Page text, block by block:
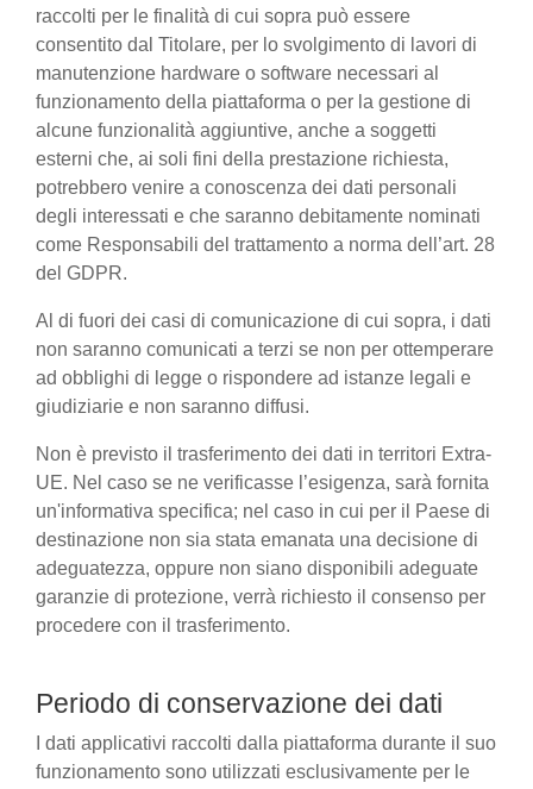
raccolti per le finalità di cui sopra può essere
consentito dal Titolare, per lo svolgimento di lavori di
manutenzione hardware o software necessari al
funzionamento della piattaforma o per la gestione di
alcune funzionalità aggiuntive, anche a soggetti
esterni che, ai soli fini della prestazione richiesta,
potrebbero venire a conoscenza dei dati personali
degli interessati e che saranno debitamente nominati
come Responsabili del trattamento a norma dell’art. 28
del GDPR.
Al di fuori dei casi di comunicazione di cui sopra, i dati
non saranno comunicati a terzi se non per ottemperare
ad obblighi di legge o rispondere ad istanze legali e
giudiziarie e non saranno diffusi.
Non è previsto il trasferimento dei dati in territori Extra-
UE. Nel caso se ne verificasse l’esigenza, sarà fornita
un'informativa specifica; nel caso in cui per il Paese di
destinazione non sia stata emanata una decisione di
adeguatezza, oppure non siano disponibili adeguate
garanzie di protezione, verrà richiesto il consenso per
procedere con il trasferimento.
Periodo di conservazione dei dati
I dati applicativi raccolti dalla piattaforma durante il suo
funzionamento sono utilizzati esclusivamente per le